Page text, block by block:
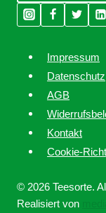
Impressum
Datenschutz
AGB
Kontakt
Cookie-
© 2026 Teesorte.
Realisiert von